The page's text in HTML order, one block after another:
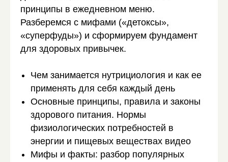
принципы в ежедневном меню.
Разберемся с мифами («детоксы»,
«суперфуды») и сформируем фундамент
для здоровых привычек.
Чем занимается нутрициология и как ее
применять для себя каждый день
Основные принципы, правила и законы
здорового питания. Нормы
физиологических потребностей в
энергии и пищевых веществах видео
Мифы и факты: разбор популярных